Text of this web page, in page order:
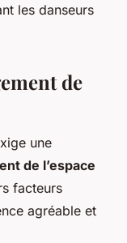
les danseurs
de
une
de l’espace
facteurs
agréable et